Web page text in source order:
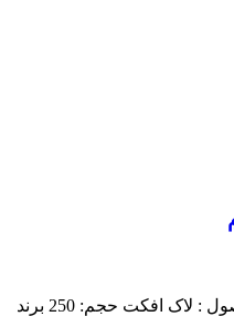
لاک افکت کارن 200 میلی گرم محصول : لاک افکت حجم: 250 برند